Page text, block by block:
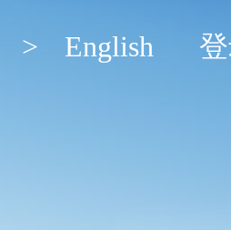
> English